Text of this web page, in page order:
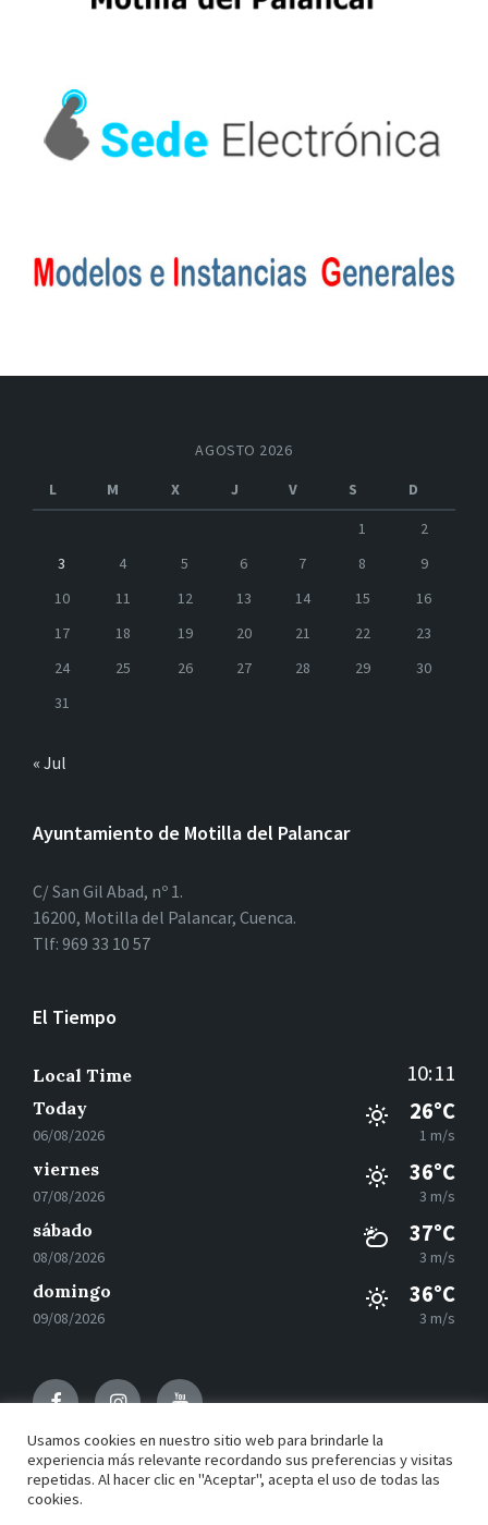
AGOSTO 2026
L
M X J V S
D
1
2
3
4 5 6 7 8
9
10
11 12 13 14 15
16
17
18 19 20 21 22
23
24
25 26 27 28 29
30
31
« Jul
Ayuntamiento de Motilla del Palancar
C/ San Gil Abad, nº 1.
16200, Motilla del Palancar, Cuenca.
Tlf: 969 33 10 57
El Tiempo
Local Time 10:11
Today
06/08/2026
26°C
1 m/s
viernes
07/08/2026
36°C
3 m/s
sábado
08/08/2026
37°C
3 m/s
domingo
09/08/2026
36°C
3 m/s
FacebookInstagramYoutube
© 2021 Motilla del Palancar - Desarrollado por Grupo
Usamos cookies en nuestro sitio web para brindarle la
experiencia más relevante recordando sus preferencias y visitas
repetidas. Al hacer clic en "Aceptar", acepta el uso de todas las
cookies.